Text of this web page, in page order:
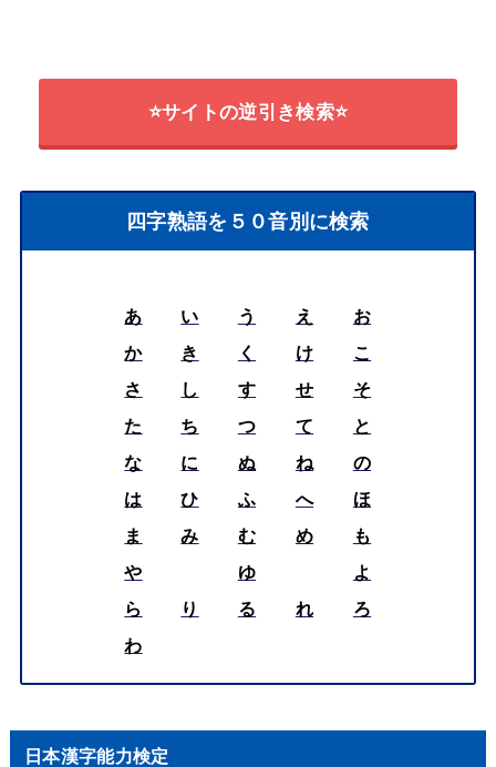
⭐サイトの逆引き検索⭐
四字熟語を５０音別に検索
あ い う え
お
か
き く け
こ
さ
し す せ
そ
た
ち つ て
と
な
に ぬ ね
の
は
ひ ふ へ
ほ
ま
み む め
も
や
ゆ
よ
ら
り る れ
ろ
わ
日本漢字能力検定